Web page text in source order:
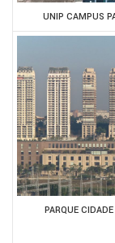
UNIP CAMPUS
PARQUE